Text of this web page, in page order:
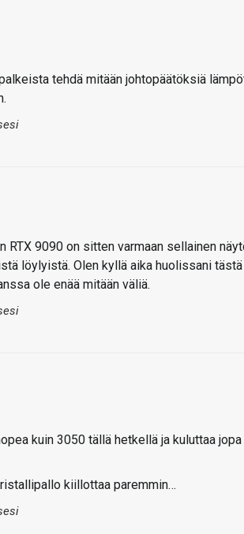
tehdä mitään johtopäätöksiä
RTX 9090 on sitten varmaan sellainen
löylyistä. Olen kyllä aika huolissani
ole enää mitään väliä.
kuin 3050 tällä hetkellä ja kuluttaa jopa
kiillottaa paremmin…